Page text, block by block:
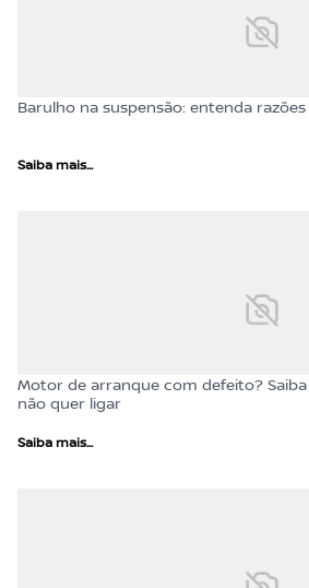
Barulho na suspensão: entenda
Saiba mais...
Motor de arranque com defeito?
não quer ligar
Saiba mais...